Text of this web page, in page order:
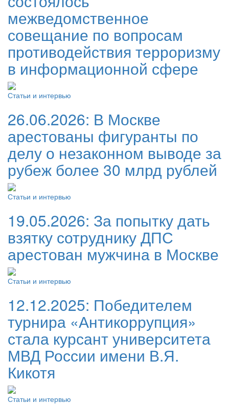
межведомственное
совещание по вопросам
противодействия терроризму
в информационной сфере
Статьи и интервью
26.06.2026: В Москве
арестованы фигуранты по
делу о незаконном выводе за
рубеж более 30 млрд рублей
Статьи и интервью
19.05.2026: За попытку дать
взятку сотруднику ДПС
арестован мужчина в Москве
Статьи и интервью
12.12.2025: Победителем
турнира «Антикоррупция»
стала курсант университета
МВД России имени В.Я.
Кикотя
Статьи и интервью